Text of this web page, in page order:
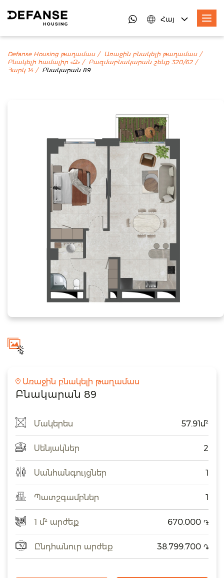
Հայ
Defanse Housing թաղամաս
Առաջին բնակելի թաղամաս
Բնակելի համալիր «Զ»
Բազմաբնակարան շենք 320/62
Հարկ 14
Բնակարան 89
Առաջին բնակելի թաղամաս
Բնակարան 89
Մակերես 57.91մ²
Սենյակներ 2
Սանհանգույցներ 1
Պատշգամբներ 1
1 մ² արժեք 670.000 ֏
Ընդհանուր արժեք 38.799.700 ֏